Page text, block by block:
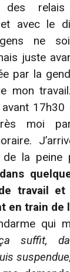
des
avec le
ne
juste
par la
mon
moi
de la peine
travail
en train de
qui
suffit,